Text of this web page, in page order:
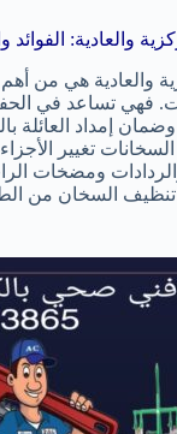
والعادية: الفوائد
والعادية هي من
فهي تساعد في
إمداد العائلة
تغيير الأجزاء
ومضخات
تنظيف السخان من